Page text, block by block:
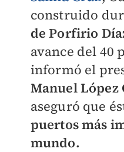
construido
de Porfirio
avance del 40
informó el
Manuel López
aseguró que
puertos más
mundo.